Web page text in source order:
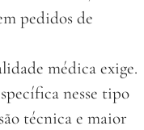
pedidos de
médica exige.
nesse tipo
técnica e maior